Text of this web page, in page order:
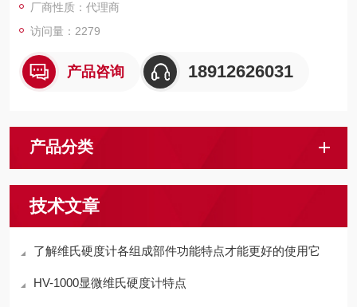
厂商性质：代理商
访问量：2279
产品咨询 18912626031
产品分类
技术文章
了解维氏硬度计各组成部件功能特点才能更好的使用它
HV-1000显微维氏硬度计特点